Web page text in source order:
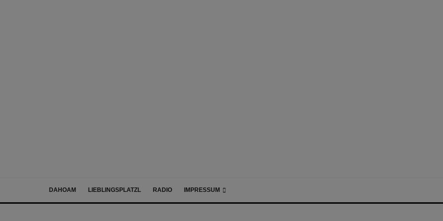
DAHOAM LIEBLINGSPLATZL RADIO IMPRESSUM